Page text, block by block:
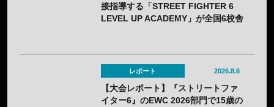
接指導する「STREET FIGHTER 6
LEVEL UP ACADEMY」が全国6校舎
レポート 2026.8.6
【大会レポート】『ストリートファ
イター6』のEWC 2026部門で15歳の